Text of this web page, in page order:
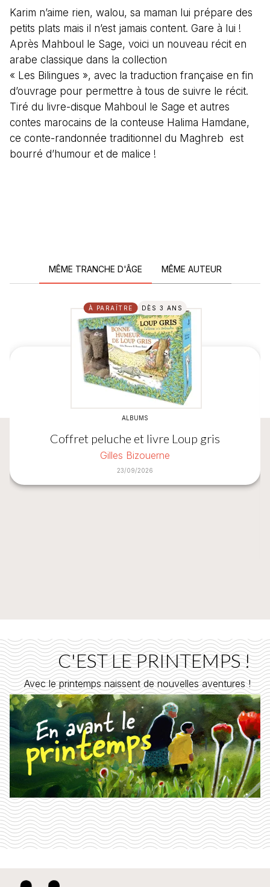
Karim n’aime rien, walou, sa maman lui prépare des
petits plats mais il n’est jamais content. Gare à lui !
Après Mahboul le Sage, voici un nouveau récit en
arabe classique dans la collection
« Les Bilingues », avec la traduction française en fin
d’ouvrage pour permettre à tous de suivre le récit.
Tiré du livre-disque Mahboul le Sage et autres
contes marocains de la conteuse Halima Hamdane,
ce conte-randonnée traditionnel du Maghreb est
bourré d’humour et de malice !
MÊME TRANCHE D'ÂGE MÊME AUTEUR
À PARAÎTRE DÈS 3 ANS
ALBUMS
Coffret peluche et livre Loup gris
Gilles Bizouerne
23/09/2026
C'EST LE PRINTEMPS !
Avec le printemps naissent de nouvelles aventures !